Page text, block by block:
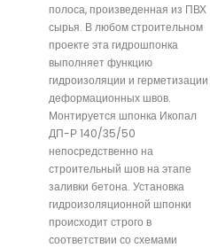
полоса, произведенная из ПВХ
сырья. В любом строительном
проекте эта гидрошпонка
выполняет функцию
гидроизоляции и герметизации
деформационных швов.
Монтируется шпонка Икопал
ДП-Р 140/35/50
непосредственно на
строительный шов на этапе
заливки бетона. Установка
гидроизоляционной шпонки
происходит строго в
соответствии со схемами